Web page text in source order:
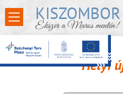
KISZOMBOR
Ékszer a Maros mentén!
Helyi